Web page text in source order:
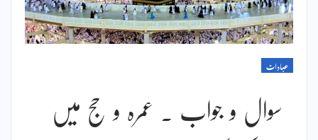
عبادات
سوال و جواب ۔ عمرہ و حج میں